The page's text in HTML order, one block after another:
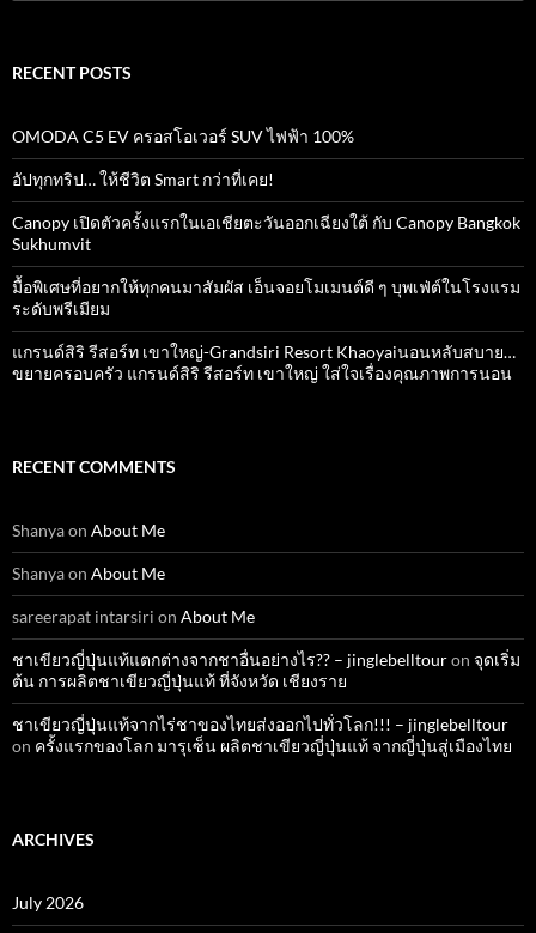
RECENT POSTS
OMODA C5 EV ครอสโอเวอร์ SUV ไฟฟ้า 100%
อัปทุกทริป… ให้ชีวิต Smart กว่าที่เคย!
Canopy เปิดตัวครั้งแรกในเอเชียตะวันออกเฉียงใต้ กับ Canopy Bangkok
Sukhumvit
มื้อพิเศษที่อยากให้ทุกคนมาสัมผัส เอ็นจอยโมเมนต์ดี ๆ บุพเฟ่ต์ในโรงแรม
ระดับพรีเมียม
แกรนด์สิริ​ รีสอร์ท​ เขาใหญ่​-Grandsiri​ Resort​ Khaoyaiนอนหลับสบาย…
ขยายครอบครัว แกรนด์สิริ รีสอร์ท เขาใหญ่ ใส่ใจเรื่องคุณภาพการนอน
RECENT COMMENTS
Shanyaon About Me
Shanyaon About Me
sareerapat intarsiri on About Me
ชาเขียวญี่ปุ่นแท้แตกต่างจากชาอื่นอย่างไร?? – jinglebelltouron จุดเริ่ม
ต้น การผลิตชาเขียวญี่ปุ่นแท้ ที่จังหวัด เชียงราย
ชาเขียวญี่ปุ่นแท้จากไร่ชาของไทยส่งออกไปทั่วโลก!!! – jinglebelltour
on ครั้งแรกของโลก มารุเซ็น ผลิตชาเขียวญี่ปุ่นแท้ จากญี่ปุ่นสู่เมืองไทย
ARCHIVES
July 2026